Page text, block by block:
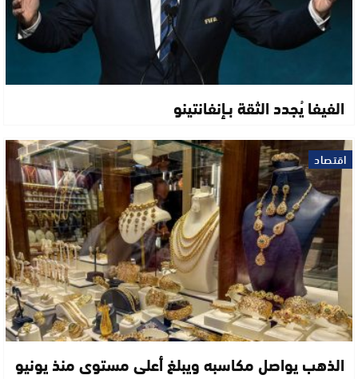
الفيفا يُجدد الثقة بـإنفانتينو
اقتصاد
الذهب يواصل مكاسبه ويبلغ أعلى مستوى منذ يونيو